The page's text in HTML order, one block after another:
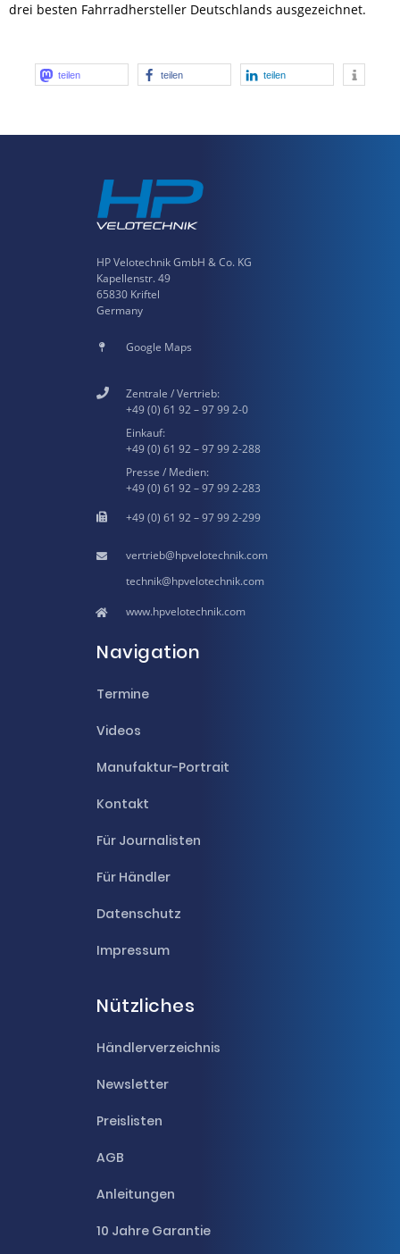
drei besten Fahrradhersteller Deutschlands ausgezeichnet.
teilen teilen teilen
HP Velotechnik GmbH & Co. KG
Kapellenstr. 49
65830 Kriftel
Germany
Google Maps
Zentrale / Vertrieb:
+49 (0) 61 92 – 97 99 2-0
Einkauf:
+49 (0) 61 92 – 97 99 2-288
Presse / Medien:
+49 (0) 61 92 – 97 99 2-283
+49 (0) 61 92 – 97 99 2-299
hpvelotechnik.com
hpvelotechnik.com
www.hpvelotechnik.com
Navigation
Termine
Videos
Manufaktur-Portrait
Kontakt
Für Journalisten
Für Händler
Datenschutz
Impressum
Nützliches
Händlerverzeichnis
Newsletter
Preislisten
AGB
Anleitungen
10 Jahre Garantie